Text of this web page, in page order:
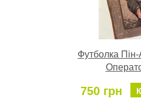
Футболка Пін-
750 грн